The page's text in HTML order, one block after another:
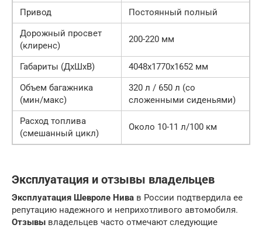
Привод
Постоянный полный
Дорожный просвет
(клиренс)
200-220 мм
Габариты (ДхШхВ)
4048x1770x1652 мм
Объем багажника
(мин/макс)
320 л / 650 л (со
сложенными сиденьями)
Расход топлива
(смешанный цикл)
Около 10-11 л/100 км
Эксплуатация и отзывы владельцев
Эксплуатация Шевроле Нива в России подтвердила ее
репутацию надежного и неприхотливого автомобиля.
Отзывы владельцев часто отмечают следующие